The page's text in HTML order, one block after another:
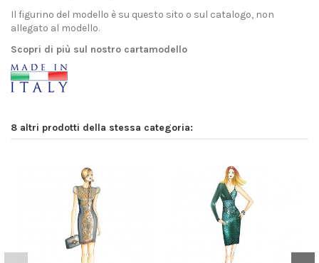
Il figurino del modello è su questo sito o sul catalogo, non
allegato al modello.
Scopri di più sul nostro cartamodello
8 altri prodotti della stessa categoria: